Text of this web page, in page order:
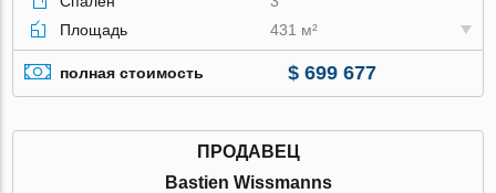
Площадь
431 м²
полная стоимость $ 699 677
ПРОДАВЕЦ
Bastien Wissmanns